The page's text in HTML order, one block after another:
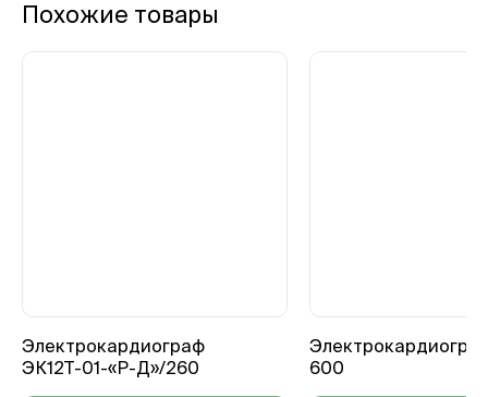
Похожие товары
Электрокардиограф
ЭК12Т-01-«Р-Д»/260
600